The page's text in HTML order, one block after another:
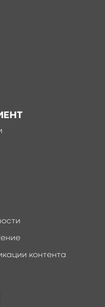
после
контента